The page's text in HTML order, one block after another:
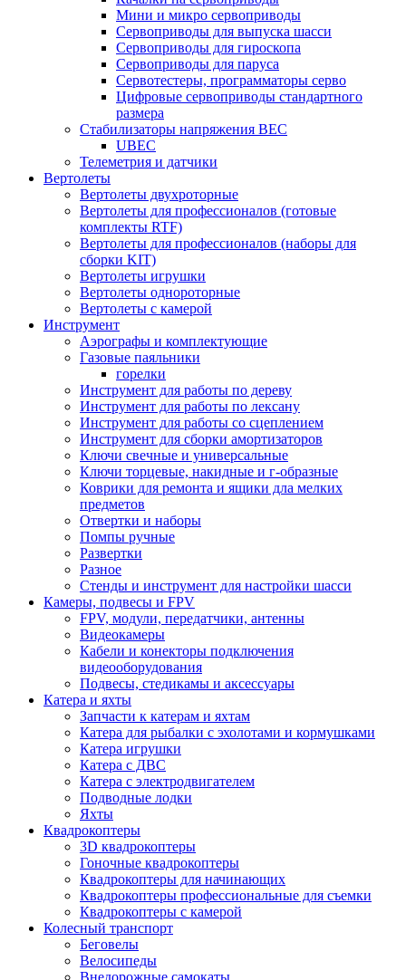
Мини и микро сервоприводы
Сервоприводы для выпуска шасси
Сервоприводы для гироскопа
Сервоприводы для паруса
Сервотестеры, программаторы серво
Цифровые сервоприводы стандартного
размера
Стабилизаторы напряжения BEC
UBEC
Телеметрия и датчики
Вертолеты
Вертолеты двухроторные
Вертолеты для профессионалов (готовые
комплекты RTF)
Вертолеты для профессионалов (наборы для
сборки KIT)
Вертолеты игрушки
Вертолеты однороторные
Вертолеты с камерой
Инструмент
Аэрографы и комплектующие
Газовые паяльники
горелки
Инструмент для работы по дереву
Инструмент для работы по лексану
Инструмент для работы со сцеплением
Инструмент для сборки амортизаторов
Ключи свечные и универсальные
Ключи торцевые, накидные и г-образные
Коврики для ремонта и ящики дла мелких
предметов
Отвертки и наборы
Помпы ручные
Развертки
Разное
Стенды и инструмент для настройки шасси
Камеры, подвесы и FPV
FPV, модули, передатчики, антенны
Видеокамеры
Кабели и конекторы подключения
видеооборудования
Подвесы, стедикамы и аксессуары
Катера и яхты
Запчасти к катерам и яхтам
Катера для рыбалки с эхолотами и кормушками
Катера игрушки
Катера с ДВС
Катера с электродвигателем
Подводные лодки
Яхты
Квадрокоптеры
3D квадрокоптеры
Гоночные квадрокоптеры
Квадрокоптеры для начинающих
Квадрокоптеры профессиональные для съемки
Квадрокоптеры с камерой
Колесный транспорт
Беговелы
Велосипеды
Внедорожные самокаты